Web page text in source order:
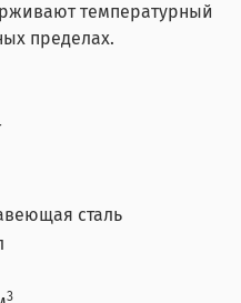
температурный
пределах.
сталь
3